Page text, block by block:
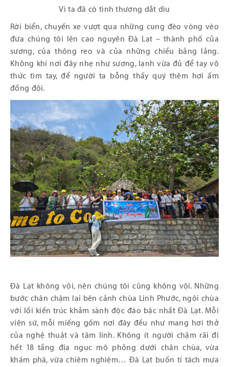
Vì ta đã có tình thương dắt dìu
Rời biển, chuyến xe vượt qua những cung đèo vòng vèo
đưa chúng tôi lên cao nguyên Đà Lạt – thành phố của
sương, của thông reo và của những chiều bảng lảng.
Không khí nơi đây nhẹ như sương, lạnh vừa đủ để tay vô
thức tìm tay, để người ta bỗng thấy quý thêm hơi ấm
đồng đội.
Đà Lạt không vội, nên chúng tôi cũng không vội. Những
bước chân chậm lại bên cảnh chùa Linh Phước, ngôi chùa
với lối kiến trúc khảm sành độc đáo bậc nhất Đà Lạt. Mỗi
viên sứ, mỗi miếng gốm nơi đây đều như mang hơi thở
của nghệ thuật và tâm linh. Không ít người chậm rãi đi
hết 18 tầng địa ngục mô phỏng dưới chân chùa, vừa
khám phá, vừa chiêm nghiệm… Đà Lạt buồn tí tách mưa